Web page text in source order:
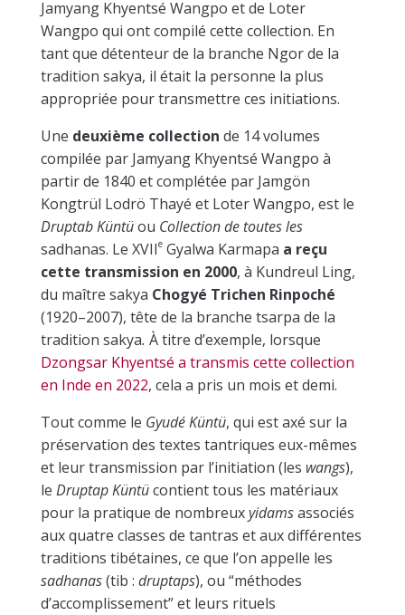
Jamyang Khyentsé Wangpo et de Loter
Wangpo qui ont compilé cette collection. En
tant que détenteur de la branche Ngor de la
tradition sakya, il était la personne la plus
appropriée pour transmettre ces initiations.
Une deuxième collection de 14 volumes
compilée par Jamyang Khyentsé Wangpo à
partir de 1840 et complétée par Jamgön
Kongtrül Lodrö Thayé et Loter Wangpo, est le
Druptab Küntüou Collection de toutes les
sadhanas. Le XVIIeGyalwa Karmapa a reçu
cette transmission en 2000, à Kundreul Ling,
du maître sakya Chogyé Trichen Rinpoché
(1920–2007), tête de la branche tsarpa de la
tradition sakya. À titre d’exemple, lorsque
Dzongsar Khyentsé a transmis cette collection
en Inde en 2022, cela a pris un mois et demi.
Tout comme le Gyudé Küntü, qui est axé sur la
préservation des textes tantriques eux-mêmes
et leur transmission par l’initiation (les wangs),
le Druptap Küntücontient tous les matériaux
pour la pratique de nombreuxyidamsassociés
aux quatre classes de tantras et aux différentes
traditions tibétaines, ce que l’on appelle les
sadhanas(tib : druptaps), ou “méthodes
d’accomplissement” et leurs rituels